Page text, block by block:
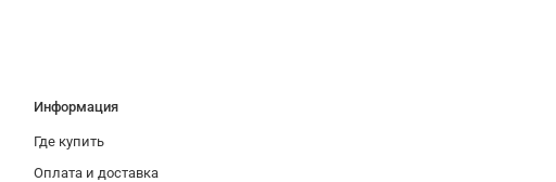
Информация
Где купить
Оплата и доставка